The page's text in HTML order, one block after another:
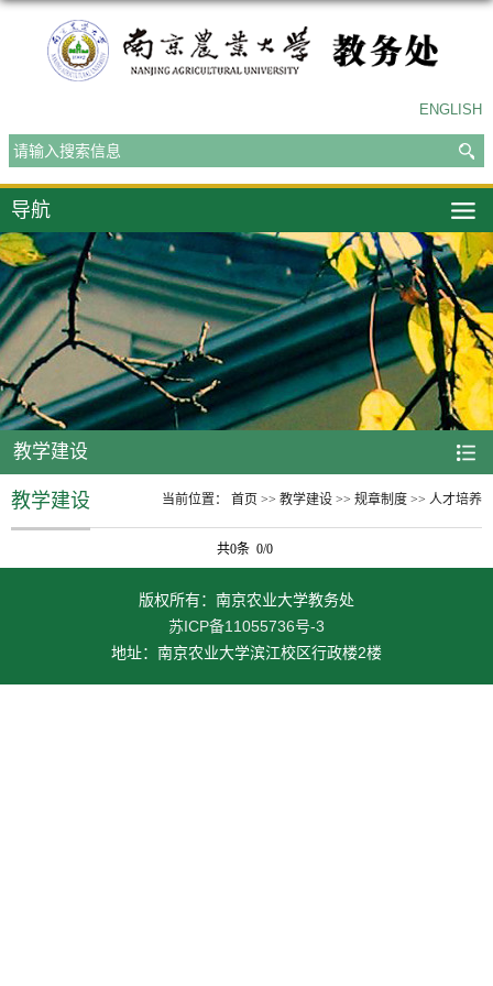
ENGLISH
导航
教学建设
当前位置： 首页 >> 教学建设 >> 规章制度 >> 人才培养
教学建设
共0条 0/0
版权所有：南京农业大学教务处
苏ICP备11055736号-3
地址：南京农业大学滨江校区行政楼2楼